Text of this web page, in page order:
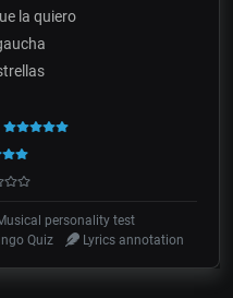
la quiero
personality test
Quiz Lyrics annotation